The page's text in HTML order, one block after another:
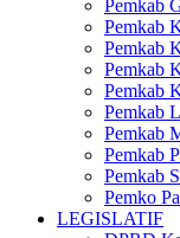
Pemkab
Pemkab
Pemkab
Pemkab
Pemkab
Pemkab
Pemkab
Pemkab
Pemkab
Pemko
LEGISLATIF